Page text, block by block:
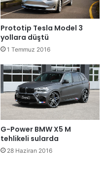
Prototip Tesla Model 3
yollara düştü
1 Temmuz 2016
G-Power BMW X5 M
tehlikeli sularda
28 Haziran 2016